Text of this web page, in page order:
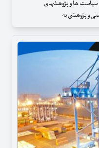
سیاست ها و پژوهشهای
و پژوهشی به